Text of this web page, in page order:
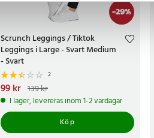
-29%
Scrunch Leggings / Tiktok
Leggings i Large - Svart Medium
- Svart
2
Nuvarande pris
139 kr
99 kr 139 kr
I lager, levereras inom 1-2 vardagar
Köp